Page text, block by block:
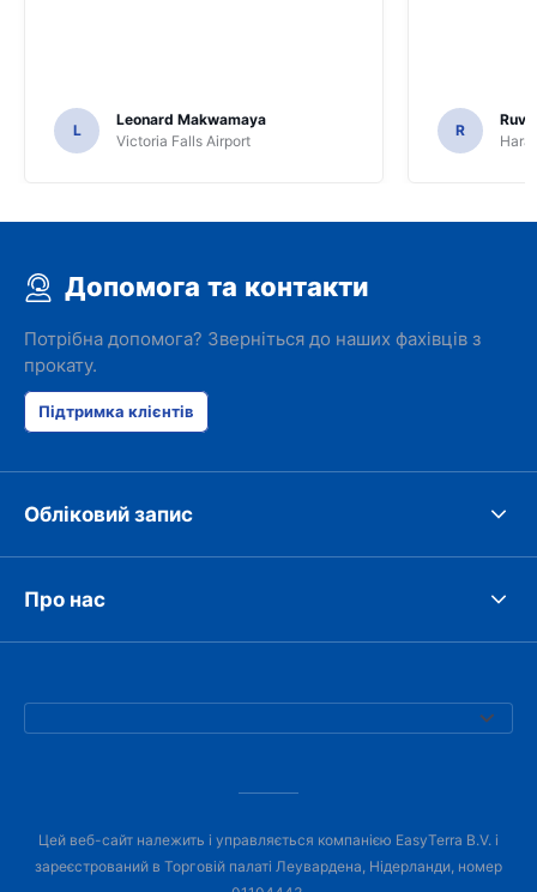
L
Leonard Makwamaya
Victoria Falls Airport
R
Допомога та контакти
Потрібна допомога? Зверніться до наших фахівців з
прокату.
Підтримка клієнтів
Обліковий запис
Про нас
Цей веб-сайт належить і управляється компанією EasyTerra B.V. і
зареєстрований в Торговій палаті Леувардена, Нідерланди, номер